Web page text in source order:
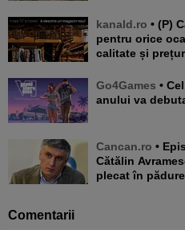
kanald.ro • (P) Cauți idei de cadouri rafinate
pentru orice
calitate și
Go4Games • Cel mai așteptat joc video al
anului va
Cancan.ro • Episodul extrem din dosarul lui
Cătălin
plecat în
Comentarii